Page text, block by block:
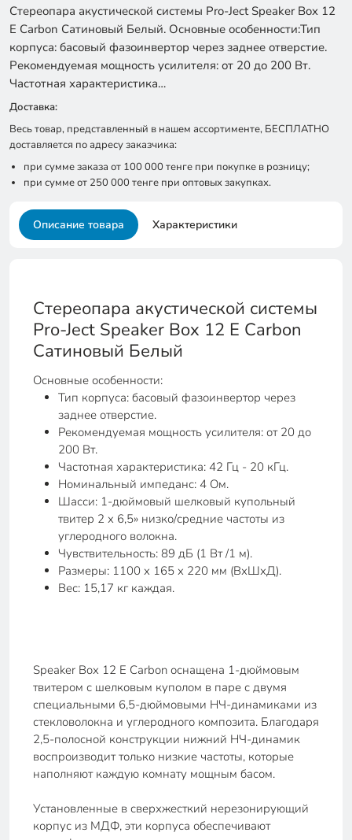
Стереопара акустической системы Pro-Ject Speaker Box 12
E Carbon Сатиновый Белый. Основные особенности:Тип
корпуса: басовый фазоинвертор через заднее отверстие.
Рекомендуемая мощность усилителя: от 20 до 200 Вт.
Частотная характеристика…
Доставка:
Весь товар, представленный в нашем ассортименте, БЕСПЛАТНО
доставляется по адресу заказчика:
при сумме заказа от 100 000 тенге при покупке в розницу;
при сумме от 250 000 тенге при оптовых закупках.
Описание товара Характеристики
Стереопара акустической системы
Pro-Ject Speaker Box 12 E Carbon
Сатиновый Белый
Основные особенности:
Тип корпуса: басовый фазоинвертор через
заднее отверстие.
Рекомендуемая мощность усилителя: от 20 до
200 Вт.
Частотная характеристика: 42 Гц - 20 кГц.
Номинальный импеданс: 4 Ом.
Шасси: 1-дюймовый шелковый купольный
твитер 2 x 6,5» низко/средние частоты из
углеродного волокна.
Чувствительность: 89 дБ (1 Вт /1 м).
Размеры: 1100 x 165 x 220 мм (ВхШхД).
Вес: 15,17 кг каждая.
Speaker Box 12 E Carbon оснащена 1-дюймовым
твитером с шелковым куполом в паре с двумя
специальными 6,5-дюймовыми НЧ-динамиками из
стекловолокна и углеродного композита. Благодаря
2,5-полосной конструкции нижний НЧ-динамик
воспроизводит только низкие частоты, которые
наполняют каждую комнату мощным басом.
Установленные в сверхжесткий нерезонирующий
корпус из МДФ, эти корпуса обеспечивают